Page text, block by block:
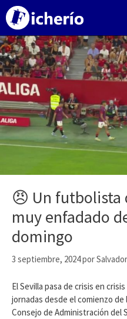
Saltar
contenido
😠 Un futbolista
muy enfadado
domingo
3 septiembre, 2024por
El Sevilla pasa de crisis en
jornadas desde el comienzo de
Consejo de Administración del